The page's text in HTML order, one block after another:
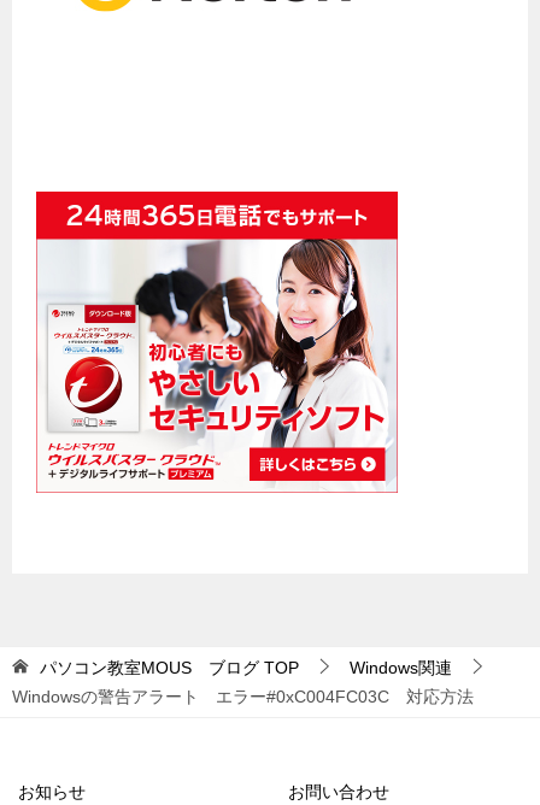
パソコン教室MOUS ブログ TOP
Windows関連
Windowsの警告アラート エラー#0xC004FC03C 対応方法
お知らせ お問い合わせ